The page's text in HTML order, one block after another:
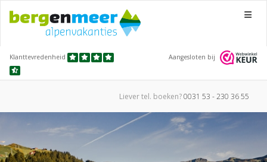
Menu
Klanttevredenheid Aangesloten bij
Liever tel. boeken?0031 53 - 230 36 55